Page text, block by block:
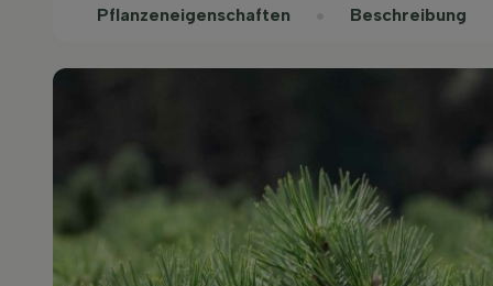
Pflanzeneigenschaften Beschreibung